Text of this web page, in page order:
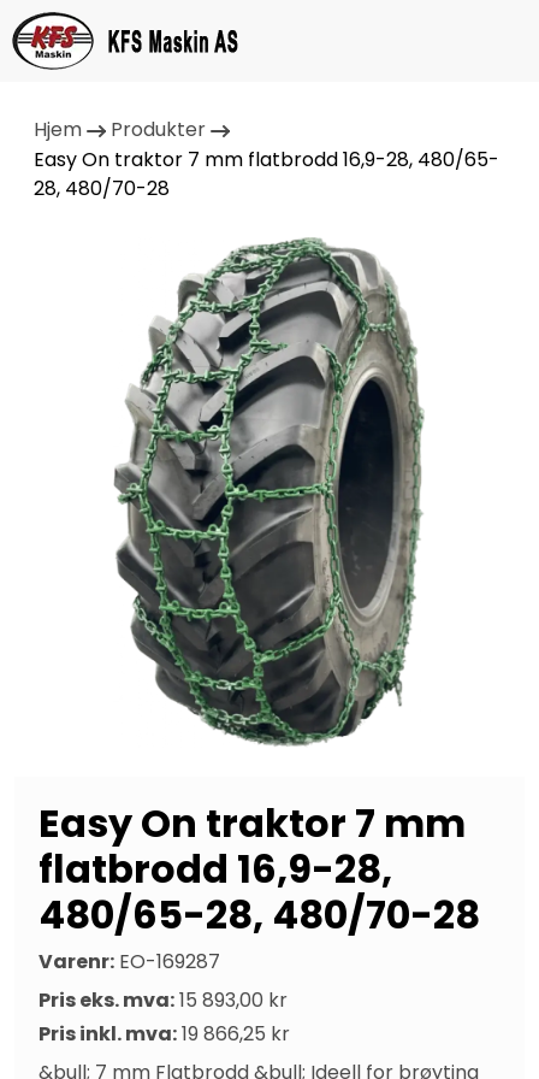
Hjem
Produkter
Easy On traktor 7 mm flatbrodd 16,9-28, 480/65-
28, 480/70-28
Easy On traktor 7 mm
flatbrodd 16,9-28,
480/65-28, 480/70-28
Varenr: EO-169287
Pris eks. mva:15 893,00 kr
Pris inkl. mva:19 866,25 kr
&bull; 7 mm Flatbrodd &bull; Ideell for brøyting